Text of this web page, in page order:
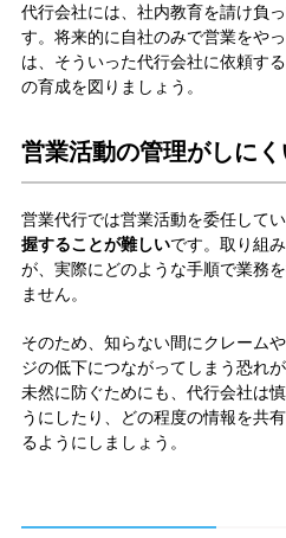
代行会社には、社内教育を請け負
す。将来的に自社のみで営業をや
は、そういった代行会社に依頼す
の育成を図りましょう。
営業活動の管理がしにく
営業代行では営業活動を委任してい
握することが難しいです。取り組
が、実際にどのような手順で業務
ません。
そのため、知らない間にクレーム
ジの低下につながってしまう恐れ
未然に防ぐためにも、代行会社は
うにしたり、どの程度の情報を共
るようにしましょう。